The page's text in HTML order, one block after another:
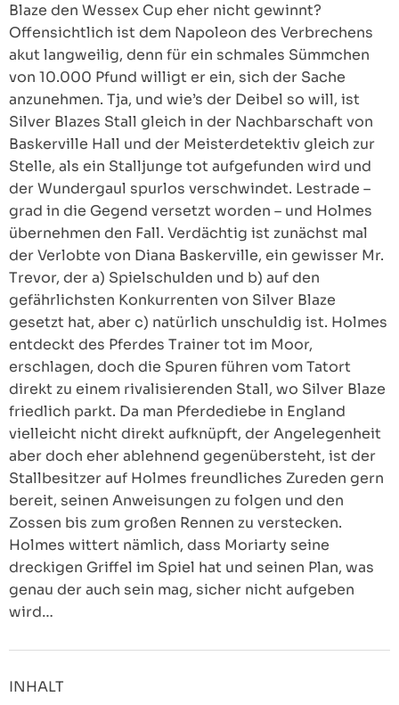
Blaze den Wessex Cup eher nicht gewinnt?
Offensichtlich ist dem Napoleon des Verbrechens
akut langweilig, denn für ein schmales Sümmchen
von 10.000 Pfund willigt er ein, sich der Sache
anzunehmen. Tja, und wie’s der Deibel so will, ist
Silver Blazes Stall gleich in der Nachbarschaft von
Baskerville Hall und der Meisterdetektiv gleich zur
Stelle, als ein Stalljunge tot aufgefunden wird und
der Wundergaul spurlos verschwindet. Lestrade –
grad in die Gegend versetzt worden – und Holmes
übernehmen den Fall. Verdächtig ist zunächst mal
der Verlobte von Diana Baskerville, ein gewisser Mr.
Trevor, der a) Spielschulden und b) auf den
gefährlichsten Konkurrenten von Silver Blaze
gesetzt hat, aber c) natürlich unschuldig ist. Holmes
entdeckt des Pferdes Trainer tot im Moor,
erschlagen, doch die Spuren führen vom Tatort
direkt zu einem rivalisierenden Stall, wo Silver Blaze
friedlich parkt. Da man Pferdediebe in England
vielleicht nicht direkt aufknüpft, der Angelegenheit
aber doch eher ablehnend gegenübersteht, ist der
Stallbesitzer auf Holmes freundliches Zureden gern
bereit, seinen Anweisungen zu folgen und den
Zossen bis zum großen Rennen zu verstecken.
Holmes wittert nämlich, dass Moriarty seine
dreckigen Griffel im Spiel hat und seinen Plan, was
genau der auch sein mag, sicher nicht aufgeben
wird…
INHALT